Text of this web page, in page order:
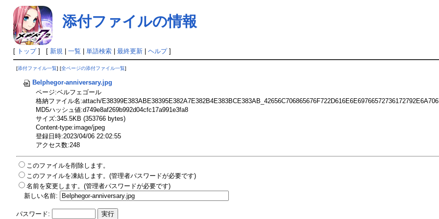
添付ファイルの情報
[ トップ] [ 新規| 一覧 単語検索| 最終更新| ヘルプ]
[添付ファイル一覧] [全ページの添付ファイル一覧]
Belphegor-anniversary.jpg
ページ:ベルフェゴール
格納ファイル名:attach/
MD5ハッシュ値:d749e8af269b992d04cfc17a991e3fa8
サイズ:345.5KB (353766 bytes)
Content-type:image/jpeg
登録日時:2023/04/06 22:02:55
アクセス数:248
このファイルを削除します。
このファイルを凍結します。(管理者パスワードが必要です)
名前を変更します。(管理者パスワードが必要です)
新しい名前:
パスワード: